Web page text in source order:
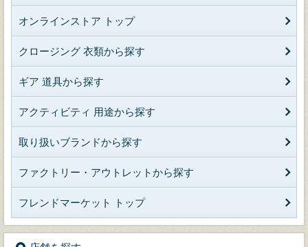
オンラインストア トップ
クロージング 衣類から探す
ギア 道具から探す
アクティビティ 用途から探す
取り扱いブランドから探す
ファクトリー・アウトレットから探す
フレンドマーケット トップ